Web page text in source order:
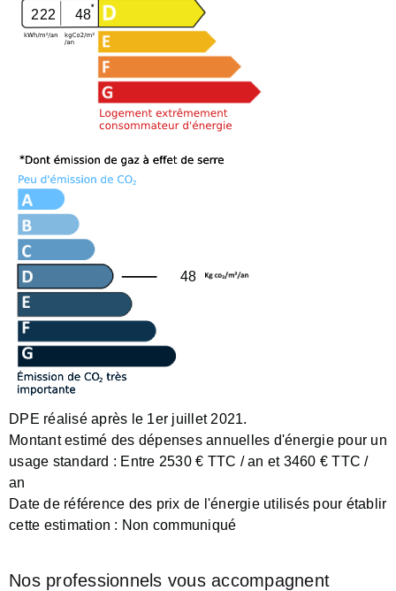
222 48
48
DPE réalisé après le 1er juillet 2021.
Montant estimé des dépenses annuelles d'énergie pour un
usage standard : Entre 2530 € TTC / an et 3460 € TTC /
an
Date de référence des prix de l'énergie utilisés pour établir
cette estimation : Non communiqué
Nos professionnels vous accompagnent